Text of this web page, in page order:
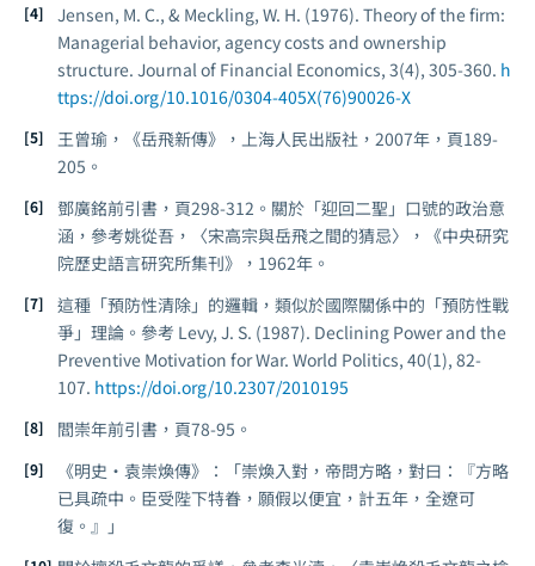
Jensen, M. C., & Meckling, W. H. (1976). Theory of the firm:
Managerial behavior, agency costs and ownership
structure. Journal of Financial Economics, 3(4), 305-360. h
ttps://doi.org/10.1016/0304-405X(76)90026-X
王曾瑜，《岳飛新傳》，上海人民出版社，2007年，頁189-
205。
鄧廣銘前引書，頁298-312。關於「迎回二聖」口號的政治意
涵，參考姚從吾，〈宋高宗與岳飛之間的猜忌〉，《中央研究
院歷史語言研究所集刊》，1962年。
這種「預防性清除」的邏輯，類似於國際關係中的「預防性戰
爭」理論。參考 Levy, J. S. (1987). Declining Power and the
Preventive Motivation for War. World Politics, 40(1), 82-
107. https://doi.org/10.2307/2010195
閻崇年前引書，頁78-95。
《明史·袁崇煥傳》：「崇煥入對，帝問方略，對曰：『方略
已具疏中。臣受陛下特眷，願假以便宜，計五年，全遼可
復。』」